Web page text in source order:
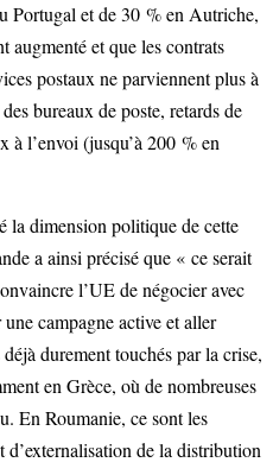
Portugal et de 30 % en Autriche,
augmenté et que les contrats
postaux ne parviennent plus à
bureaux de poste, retards de
à l’envoi (jusqu’à 200 % en
la dimension politique de cette
a ainsi précisé que « ce serait
l’UE de négocier avec
campagne active et aller
durement touchés par la crise,
en Grèce, où de nombreuses
En Roumanie, ce sont les
de la distribution